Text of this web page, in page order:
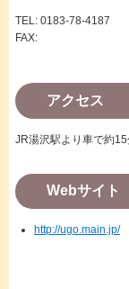
TEL: 0183-78-4187
FAX:
アクセス
JR湯沢駅より車で約
Webサイト
http://ugo.main.jp/